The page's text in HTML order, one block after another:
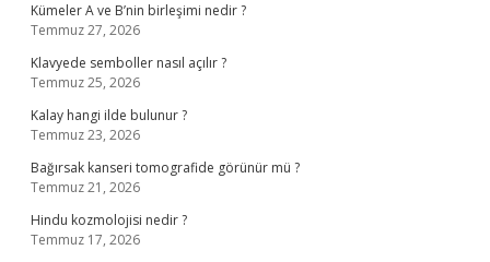
Kümeler A ve B’nin birleşimi nedir ?
Temmuz 27, 2026
Klavyede semboller nasıl açılır ?
Temmuz 25, 2026
Kalay hangi ilde bulunur ?
Temmuz 23, 2026
Bağırsak kanseri tomografide görünür mü ?
Temmuz 21, 2026
Hindu kozmolojisi nedir ?
Temmuz 17, 2026